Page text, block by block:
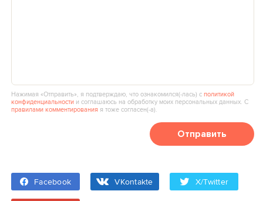
Нажимая «Отправить», я подтверждаю, что ознакомился(‑лась) сполитикой
конфиденциальности и соглашаюсь на обработку моих персональных данных. С
правилами комментирования я тоже согласен(‑а).
Отправить
Facebook VKontakte X/Twitter